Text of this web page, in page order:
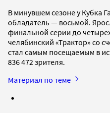
В минувшем сезоне у Кубка
обладатель — восьмой.
финальной серии до
челябинский «Трактор» со
стал самым посещаемым в
836 472 зрителя.
Материал по теме